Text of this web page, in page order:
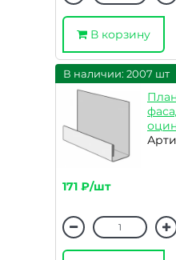
В корзину
В наличии: 2007 шт
171 ₽/шт